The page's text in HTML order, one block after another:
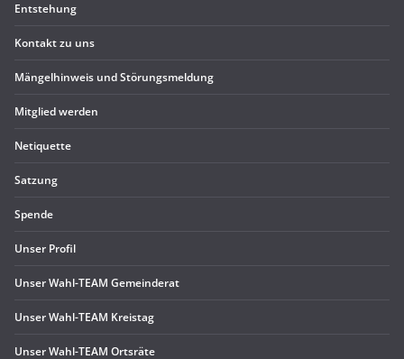
Ent­ste­hung
Kon­takt zu uns
Män­gel­hin­weis und Störungsmeldung
Mit­glied werden
Neti­quette
Sat­zung
Spende
Unser Pro­fil
Unser Wahl-TEAM Gemeinderat
Unser Wahl-TEAM Kreistag
Unser Wahl-TEAM Ortsräte